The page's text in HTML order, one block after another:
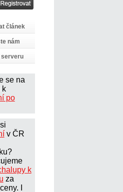
článek
nám
serveru
se na
k
po
v ČR
k
za
I